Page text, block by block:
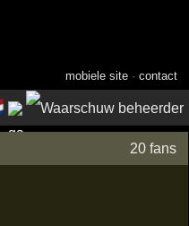
mobiele site ·contact
20 fans